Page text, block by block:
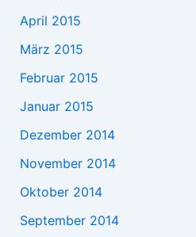
April 2015
März 2015
Februar 2015
Januar 2015
Dezember 2014
November 2014
Oktober 2014
September 2014